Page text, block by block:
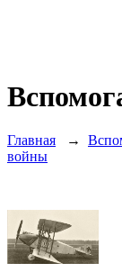
Главная →
войны